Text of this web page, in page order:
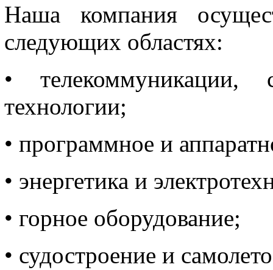
Наша компания
следующих областях:
• телекоммуникации,
технологии;
• программное и
• энергетика и
• горное оборудование;
• судостроение и